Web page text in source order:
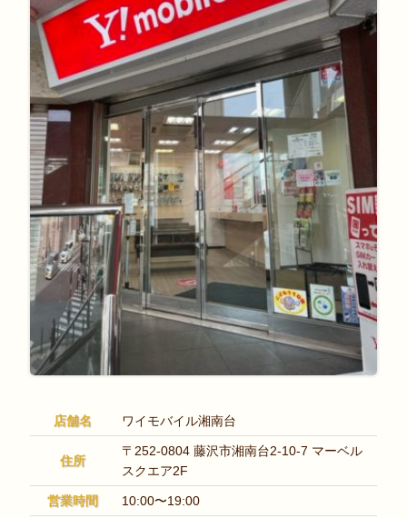
店舗名 ワイモバイル湘南台
住所
〒252-0804 藤沢市湘南台2-10-7 マーベル
スクエア2F
営業時間 10:00〜19:00